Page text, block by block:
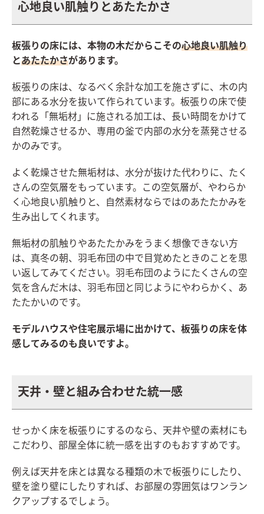
心地良い肌触りとあたたかさ
板張りの床には、本物の木だからこその心地良い肌触り
とあたたかさがあります。
板張りの床は、なるべく余計な加工を施さずに、木の内
部にある水分を抜いて作られています。板張りの床で使
われる「無垢材」に施される加工は、長い時間をかけて
自然乾燥させるか、専用の釜で内部の水分を蒸発させる
かのみです。
よく乾燥させた無垢材は、水分が抜けた代わりに、たく
さんの空気層をもっています。この空気層が、やわらか
く心地良い肌触りと、自然素材ならではのあたたかみを
生み出してくれます。
無垢材の肌触りやあたたかみをうまく想像できない方
は、真冬の朝、羽毛布団の中で目覚めたときのことを思
い返してみてください。羽毛布団のようにたくさんの空
気を含んだ木は、羽毛布団と同じようにやわらかく、あ
たたかいのです。
モデルハウスや住宅展示場に出かけて、板張りの床を体
感してみるのも良いですよ。
天井・壁と組み合わせた統一感
せっかく床を板張りにするのなら、天井や壁の素材にも
こだわり、部屋全体に統一感を出すのもおすすめです。
例えば天井を床とは異なる種類の木で板張りにしたり、
壁を塗り壁にしたりすれば、お部屋の雰囲気はワンラン
クアップするでしょう。